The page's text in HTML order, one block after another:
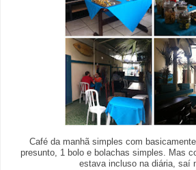
Café da manhã simples com
presunto, 1 bolo e bolachas simples. Mas
estava incluso na diária, saí